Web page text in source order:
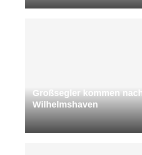
Großsegler kommen nach
Wilhelmshaven